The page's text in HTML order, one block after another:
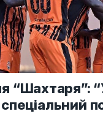
“Шахтаря”: